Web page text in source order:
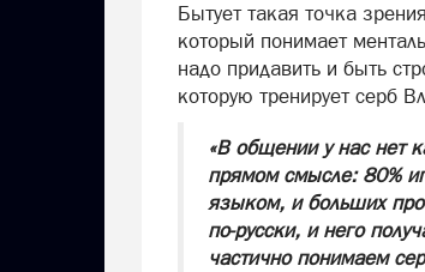
Бытует такая точка
который понимает
надо придавить и быть
которую тренирует серб
«В общении у нас нет
прямом смысле: 80%
языком, и больших
по-русски, и него
частично понимаем